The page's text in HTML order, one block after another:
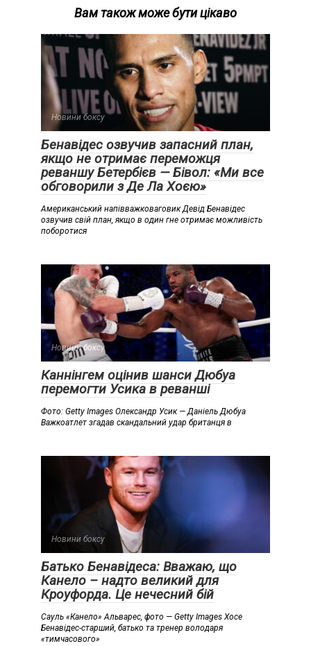
Вам також може бути цікаво
Новини боксу
Бенавідес озвучив запасний план,
якщо не отримає переможця
реваншу Бетербієв — Бівол: «Ми все
обговорили з Де Ла Хоєю»
Американський напівважковаговик Девід Бенавідес
озвучив свій план, якщо в один гне отримає можливість
поборотися
Новини боксу
Каннінгем оцінив шанси Дюбуа
перемогти Усика в реванші
Фото: Getty Images Олександр Усик — Даніель Дюбуа
Важкоатлет згадав скандальний удар британця в
Новини боксу
Батько Бенавідеса: Вважаю, що
Канело – надто великий для
Кроуфорда. Це нечесний бій
Сауль «Канело» Альварес, фото — Getty Images Хосе
Бенавідес-старший, батько та тренер володаря
«тимчасового»